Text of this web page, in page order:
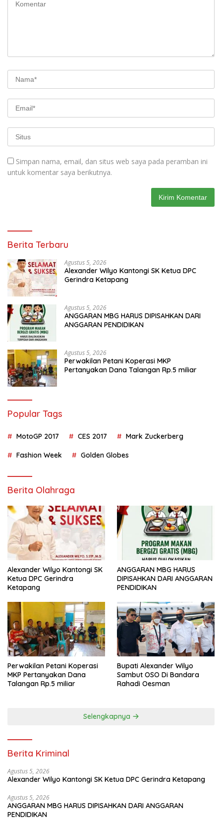
Simpan nama, email, dan situs web saya pada peramban ini
untuk komentar saya berikutnya.
Berita Terbaru
Agustus 5, 2026
Alexander Wilyo Kantongi SK Ketua DPC
Gerindra Ketapang
Agustus 5, 2026
ANGGARAN MBG HARUS DIPISAHKAN DARI
ANGGARAN PENDIDIKAN
Agustus 5, 2026
Perwakilan Petani Koperasi MKP
Pertanyakan Dana Talangan Rp.5 miliar
Popular Tags
MotoGP 2017 CES 2017 Mark Zuckerberg
Fashion Week Golden Globes
Berita Olahraga
Alexander Wilyo Kantongi SK
Ketua DPC Gerindra
Ketapang
ANGGARAN MBG HARUS
DIPISAHKAN DARI ANGGARAN
PENDIDIKAN
Perwakilan Petani Koperasi
MKP Pertanyakan Dana
Talangan Rp.5 miliar
Bupati Alexander Wilyo
Sambut OSO Di Bandara
Rahadi Oesman
Selengkapnya
Berita Kriminal
Agustus 5, 2026
Alexander Wilyo Kantongi SK Ketua DPC Gerindra Ketapang
Agustus 5, 2026
ANGGARAN MBG HARUS DIPISAHKAN DARI ANGGARAN
PENDIDIKAN